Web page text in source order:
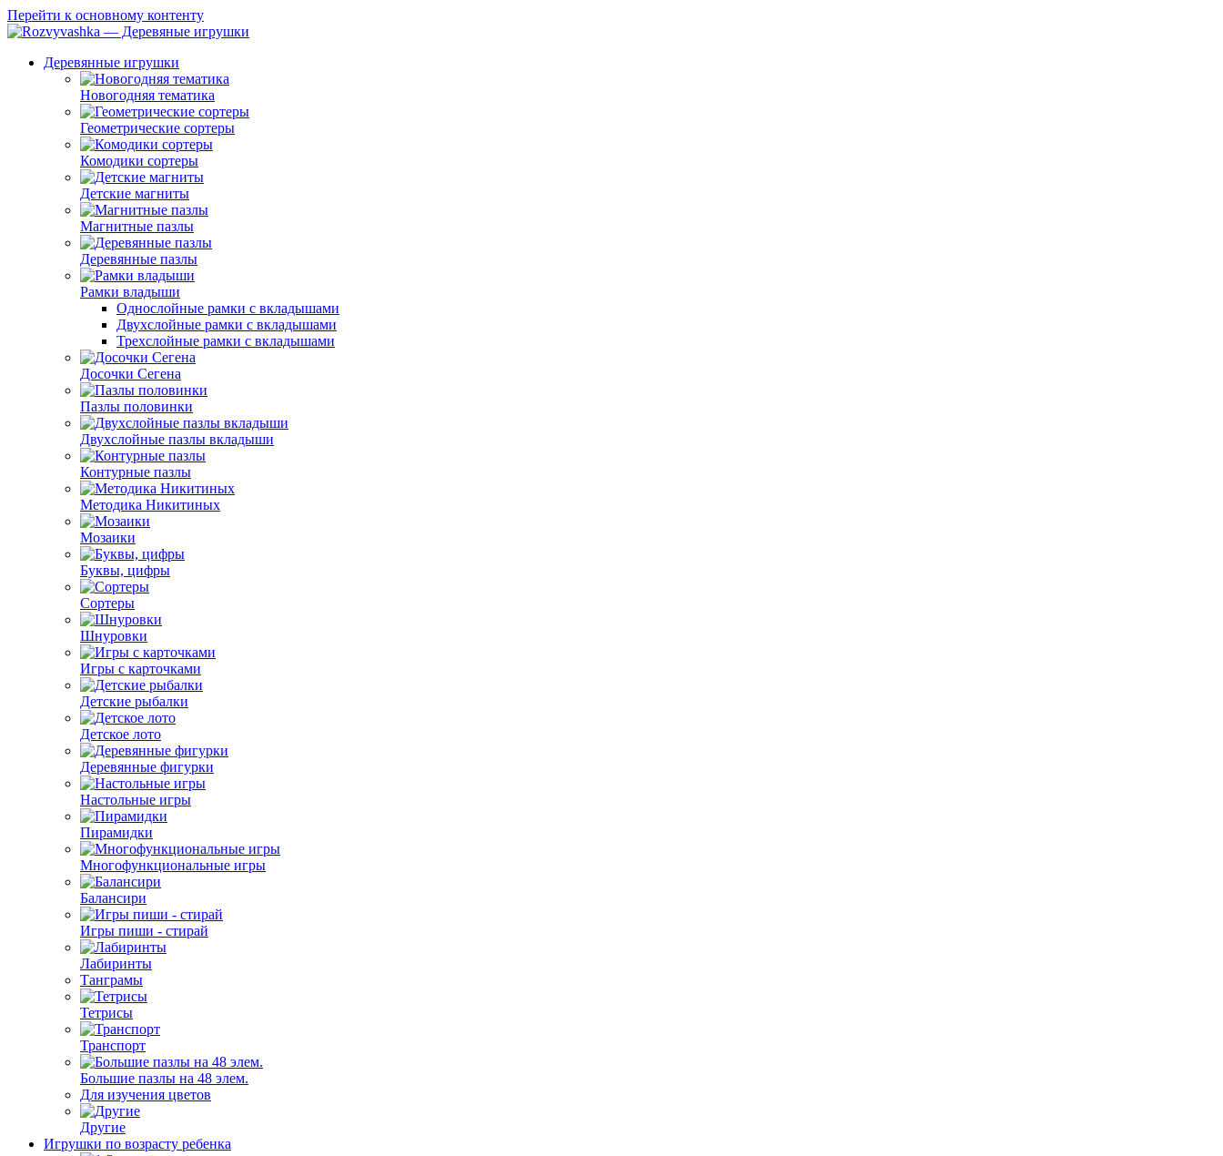
Перейти к основному контенту
Деревянные игрушки
Новогодняя тематика
Геометрические сортеры
Комодики сортеры
Детские магниты
Магнитные пазлы
Деревянные пазлы
Рамки владыши
Однослойные рамки с вкладышами
Двухслойные рамки с вкладышами
Трехслойные рамки с вкладышами
Досочки Сегена
Пазлы половинки
Двухслойные пазлы вкладыши
Контурные пазлы
Методика Никитиных
Мозаики
Буквы, цифры
Сортеры
Шнуровки
Игры с карточками
Детские рыбалки
Детское лото
Деревянные фигурки
Настольные игры
Пирамидки
Многофункциональные игры
Балансири
Игры пиши - стирай
Лабиринты
Танграмы
Тетрисы
Транспорт
Большие пазлы на 48 элем.
Для изучения цветов
Другие
Игрушки по возрасту ребенка